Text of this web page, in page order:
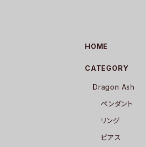
HOME
CATEGORY
Dragon Ash
ペンダント
リング
ピアス